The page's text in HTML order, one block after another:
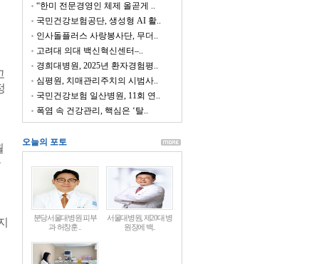
“한미 전문경영인 체제 올곧게 ..
국민건강보험공단, 생성형 AI 활..
인사돌플러스 사랑봉사단, 무더..
고려대 의대 백신혁신센터–..
경희대병원, 2025년 환자경험평..
심평원, 치매관리주치의 시범사..
국민건강보험 일산병원, 11회 연..
폭염 속 건강관리, 핵심은 ‘탈..
오늘의 포토
분당서울대병원 피부
과 허창훈 ..
서울대병원, 제20대 병
원장에 백..